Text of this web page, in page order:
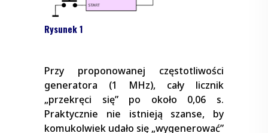
Rysunek 1
Przy proponowanej częstotliwości
generatora (1 MHz), cały licznik
„przekręci się” po około 0,06 s.
Praktycznie nie istnieją szanse, by
komukolwiek udało się „wygenerować”